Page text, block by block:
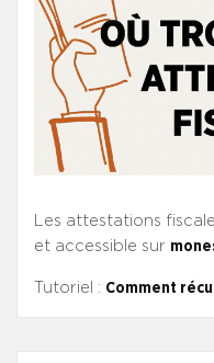
Les attestations
et accessible sur
Tutoriel : Comment